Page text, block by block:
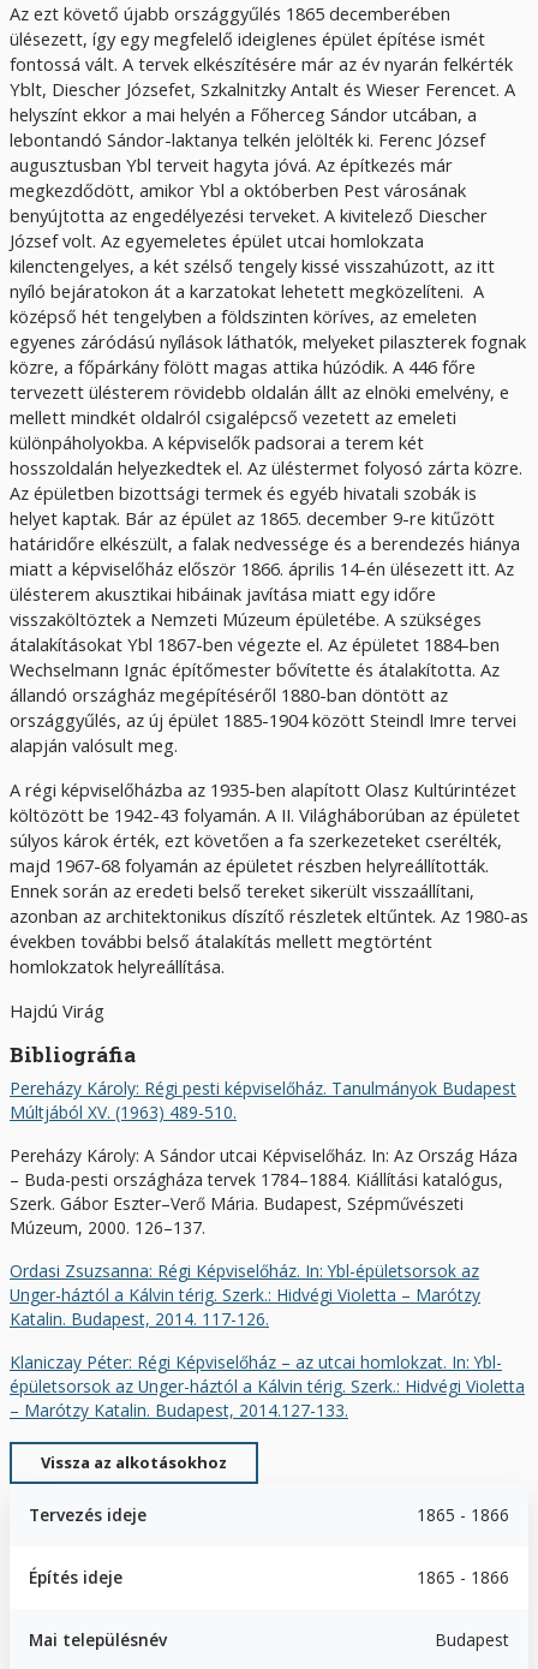
Az ezt követő újabb országgyűlés 1865 decemberében
ülésezett, így egy megfelelő ideiglenes épület építése ismét
fontossá vált. A tervek elkészítésére már az év nyarán felkérték
Yblt, Diescher Józsefet, Szkalnitzky Antalt és Wieser Ferencet. A
helyszínt ekkor a mai helyén a Főherceg Sándor utcában, a
lebontandó Sándor-laktanya telkén jelölték ki. Ferenc József
augusztusban Ybl terveit hagyta jóvá. Az építkezés már
megkezdődött, amikor Ybl a októberben Pest városának
benyújtotta az engedélyezési terveket. A kivitelező Diescher
József volt. Az egyemeletes épület utcai homlokzata
kilenctengelyes, a két szélső tengely kissé visszahúzott, az itt
nyíló bejáratokon át a karzatokat lehetett megközelíteni. A
középső hét tengelyben a földszinten köríves, az emeleten
egyenes záródású nyílások láthatók, melyeket pilaszterek fognak
közre, a főpárkány fölött magas attika húzódik. A 446 főre
tervezett ülésterem rövidebb oldalán állt az elnöki emelvény, e
mellett mindkét oldalról csigalépcső vezetett az emeleti
különpáholyokba. A képviselők padsorai a terem két
hosszoldalán helyezkedtek el. Az üléstermet folyosó zárta közre.
Az épületben bizottsági termek és egyéb hivatali szobák is
helyet kaptak. Bár az épület az 1865. december 9-re kitűzött
határidőre elkészült, a falak nedvessége és a berendezés hiánya
miatt a képviselőház először 1866. április 14-én ülésezett itt. Az
ülésterem akusztikai hibáinak javítása miatt egy időre
visszaköltöztek a Nemzeti Múzeum épületébe. A szükséges
átalakításokat Ybl 1867-ben végezte el. Az épületet 1884-ben
Wechselmann Ignác építőmester bővítette és átalakította. Az
állandó országház megépítéséről 1880-ban döntött az
országgyűlés, az új épület 1885-1904 között Steindl Imre tervei
alapján valósult meg.
A régi képviselőházba az 1935-ben alapított Olasz Kultúrintézet
költözött be 1942-43 folyamán. A II. Világháborúban az épületet
súlyos károk érték, ezt követően a fa szerkezeteket cserélték,
majd 1967-68 folyamán az épületet részben helyreállították.
Ennek során az eredeti belső tereket sikerült visszaállítani,
azonban az architektonikus díszítő részletek eltűntek. Az 1980-as
években további belső átalakítás mellett megtörtént
homlokzatok helyreállítása.
Hajdú Virág
Bibliográfia
Pereházy Károly: Régi pesti képviselőház. Tanulmányok Budapest
Múltjából XV. (1963) 489-510.
Pereházy Károly: A Sándor utcai Képviselőház. In: Az Ország Háza
– Buda-pesti országháza tervek 1784–1884. Kiállítási katalógus,
Szerk. Gábor Eszter–Verő Mária. Budapest, Szépművészeti
Múzeum, 2000. 126–137.
Ordasi Zsuzsanna: Régi Képviselőház. In: Ybl-épületsorsok az
Unger-háztól a Kálvin térig. Szerk.: Hidvégi Violetta – Marótzy
Katalin. Budapest, 2014. 117-126.
Klaniczay Péter: Régi Képviselőház – az utcai homlokzat. In: Ybl-
épületsorsok az Unger-háztól a Kálvin térig. Szerk.: Hidvégi Violetta
– Marótzy Katalin. Budapest, 2014.127-133.
Vissza az alkotásokhoz
Tervezés ideje 1865 - 1866
Építés ideje 1865 - 1866
Mai településnév Budapest